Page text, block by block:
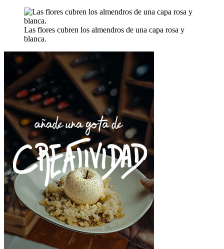
Las flores cubren los almendros de una capa rosa y
blanca.